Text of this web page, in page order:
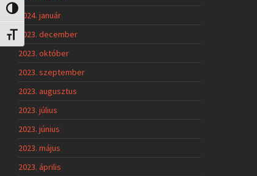
Nagy kontraszt váltása
Betűméret váltása
2024. január
2023. december
2023. október
2023. szeptember
2023. augusztus
2023. július
2023. június
2023. május
2023. április